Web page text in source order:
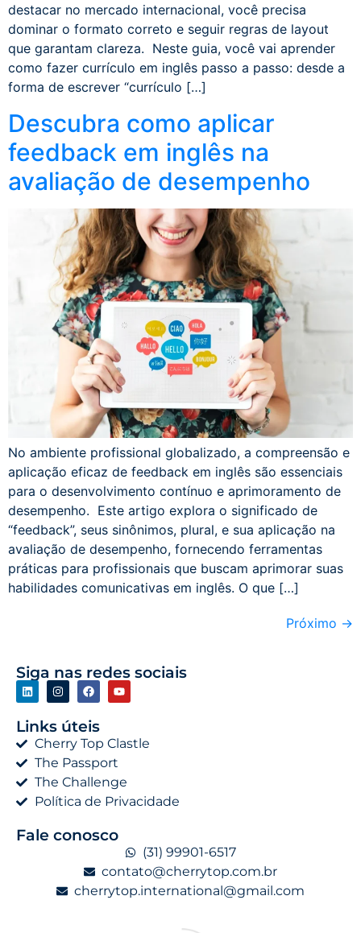
destacar no mercado internacional, você precisa
dominar o formato correto e seguir regras de layout
que garantam clareza. Neste guia, você vai aprender
como fazer currículo em inglês passo a passo: desde a
forma de escrever “currículo […]
Descubra como aplicar
feedback em inglês na
avaliação de desempenho
No ambiente profissional globalizado, a compreensão e
aplicação eficaz de feedback em inglês são essenciais
para o desenvolvimento contínuo e aprimoramento de
desempenho. Este artigo explora o significado de
“feedback”, seus sinônimos, plural, e sua aplicação na
avaliação de desempenho, fornecendo ferramentas
práticas para profissionais que buscam aprimorar suas
habilidades comunicativas em inglês. O que […]
Próximo →
Siga nas redes sociais
Links úteis
Cherry Top Clastle
The Passport
The Challenge
Política de Privacidade
Fale conosco
(31) 99901-6517
contato@cherrytop.com.br
cherrytop.international@gmail.com